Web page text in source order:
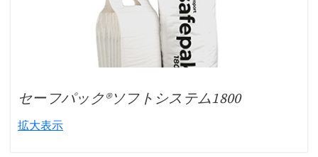
セーフパック®ソフトシステム1800
拡大表示